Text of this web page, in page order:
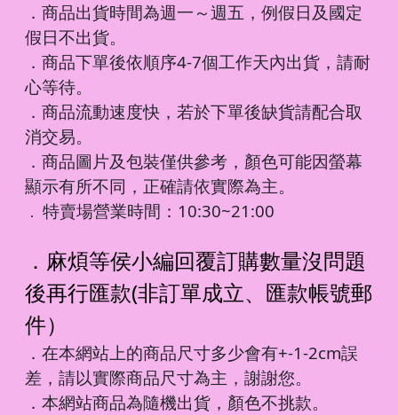
．商品出貨時間為週一～週五，例假日及國定
假日不出貨。
．商品下單後依順序4-7個工作天內出貨，請耐
心等待。
．商品流動速度快，若於下單後缺貨請配合取
消交易。
．商品圖片及包裝僅供參考，顏色可能因螢幕
顯示有所不同，正確請依實際為主。
． 特賣場營業時間：10:30~21:00
．麻煩等侯小編回覆訂購數量沒問題
後再行匯款(非訂單成立、匯款帳號郵
件）
．在本網站上的商品尺寸多少會有+-1-2cm誤
差，請以實際商品尺寸為主，謝謝您。
．本網站商品為隨機出貨，顏色不挑款。